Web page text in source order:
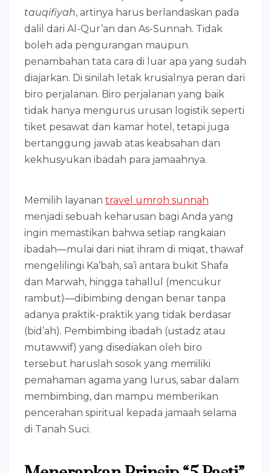
tauqifiyah, artinya harus berlandaskan pada
dalil dari Al-Qur’an dan As-Sunnah. Tidak
boleh ada pengurangan maupun
penambahan tata cara di luar apa yang sudah
diajarkan. Di sinilah letak krusialnya peran dari
biro perjalanan. Biro perjalanan yang baik
tidak hanya mengurus urusan logistik seperti
tiket pesawat dan kamar hotel, tetapi juga
bertanggung jawab atas keabsahan dan
kekhusyukan ibadah para jamaahnya.
Memilih layanan travel umroh sunnah
menjadi sebuah keharusan bagi Anda yang
ingin memastikan bahwa setiap rangkaian
ibadah—mulai dari niat ihram di miqat, thawaf
mengelilingi Ka’bah, sa’i antara bukit Shafa
dan Marwah, hingga tahallul (mencukur
rambut)—dibimbing dengan benar tanpa
adanya praktik-praktik yang tidak berdasar
(bid’ah). Pembimbing ibadah (ustadz atau
mutawwif) yang disediakan oleh biro
tersebut haruslah sosok yang memiliki
pemahaman agama yang lurus, sabar dalam
membimbing, dan mampu memberikan
pencerahan spiritual kepada jamaah selama
di Tanah Suci.